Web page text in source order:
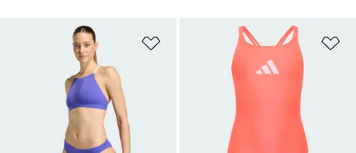
Dodaj do listy życzeń